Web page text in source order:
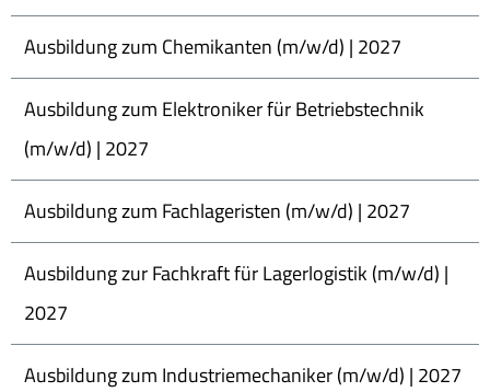
Ausbildung zum Chemikanten (m/w/d) | 2027
Ausbildung zum Elektroniker für Betriebstechnik
(m/w/d) | 2027
Ausbildung zum Fachlageristen (m/w/d) | 2027
Ausbildung zur Fachkraft für Lagerlogistik (m/w/d) |
2027
Ausbildung zum Industriemechaniker (m/w/d) | 2027